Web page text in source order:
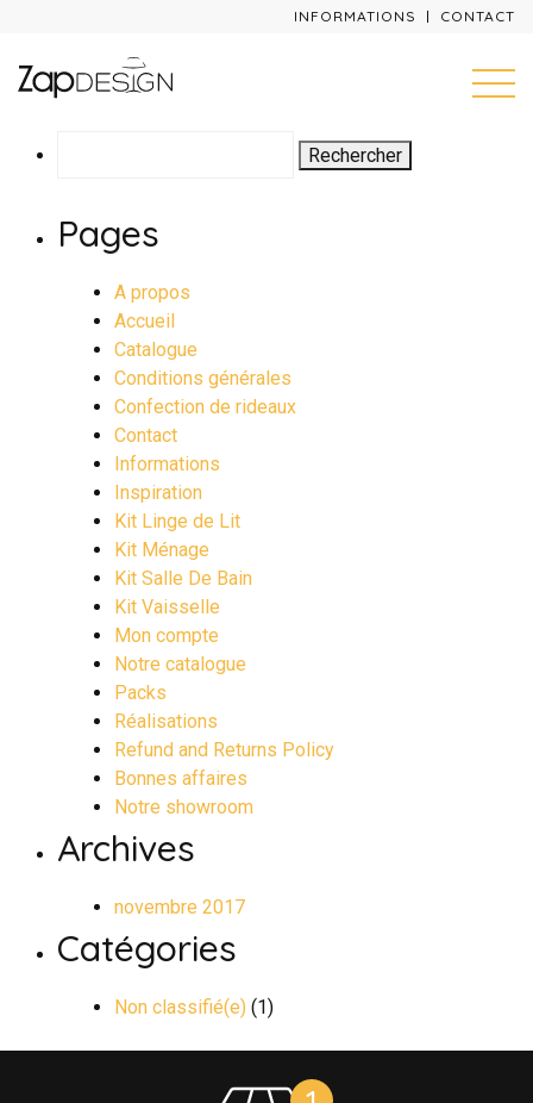
INFORMATIONS CONTACT
Pages
A propos
Accueil
Catalogue
Conditions générales
Confection de rideaux
Contact
Informations
Inspiration
Kit Linge de Lit
Kit Ménage
Kit Salle De Bain
Kit Vaisselle
Mon compte
Notre catalogue
Packs
Réalisations
Refund and Returns Policy
Bonnes affaires
Notre showroom
Archives
novembre 2017
Catégories
Non classifié(e) (1)